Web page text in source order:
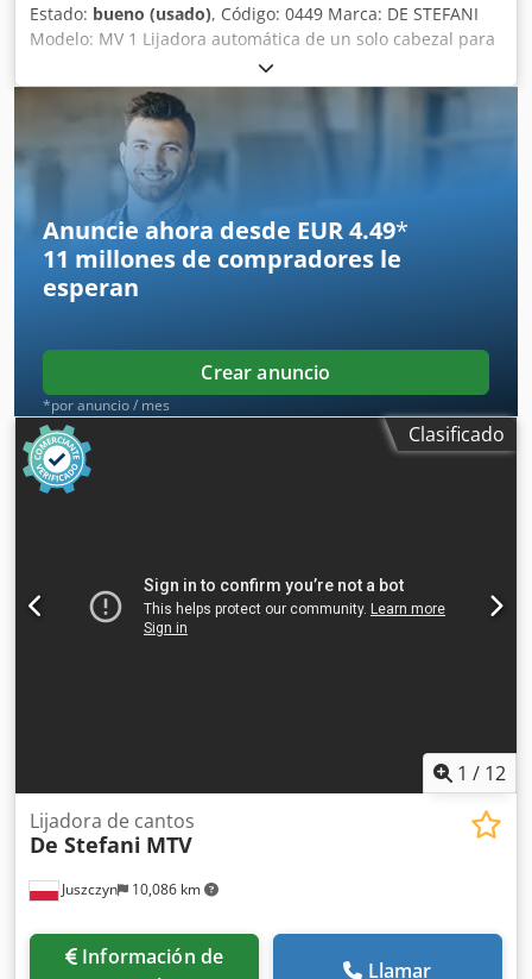
Estado: bueno (usado), Código: 0449 Marca: DE STEFANI
Modelo: MV 1 Lijadora automática de un solo cabezal para
cantos y perfiles de madera, madera maciza, madera
chapada y otros materiales. Lijadora para perfiles y rebajes
con plato intercambiable, inclinable de -15° a +90° Motor
de 2 velocidades, rpm 710/1420 – Cv 1,3 – 2,5 Altura de
trabajo mm 100 Csdpfxszmyp As Ai Sorf Alimentación
automática con velocidad variable Guía de entrada
ajustable Aire comprimido 6 atm Diámetro de la salida de
extracción 100 mm Dimensiones totales mm 2100 x 1600 x
1350 h Peso kg 950
Anuncie ahora desde EUR 4.49*
11 millones de compradores le
esperan
Crear anuncio
*por anuncio / mes
Clasificado
1 / 12
Juszczyn 10,086 km
Lijadora de cantos
De Stefani MTV
Información de
Llamar